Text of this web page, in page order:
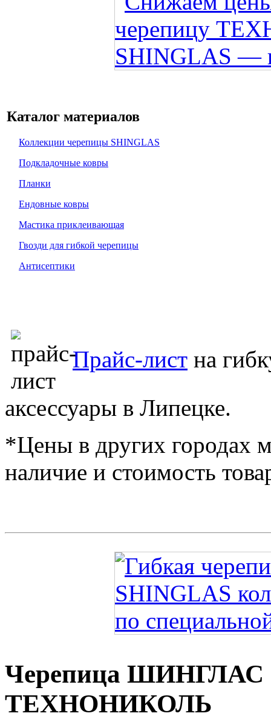
Каталог материалов
Коллекции черепицы SHINGLAS
Подкладочные ковры
Планки
Ендовные ковры
Мастика приклеивающая
Гвозди для гибкой черепицы
Антисептики
Прайс-лист на
аксессуары в Липецке.
*Цены в других городах
наличие и стоимость
Черепица ШИНГЛАС
ТЕХНОНИКОЛЬ